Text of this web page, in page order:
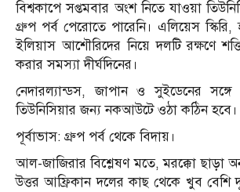
বিশ্বকাপে সপ্তমবার অংশ নিতে যাওয়া
গ্রুপ পর্ব পেরোতে পারেনি। এলিয়েস স্কিরি,
ইলিয়াস আশৌরিদের নিয়ে দলটি রক্ষণে
করার সমস্যা দীর্ঘদিনের।
নেদারল্যান্ডস, জাপান ও সুইডেনের
তিউনিসিয়ার জন্য নকআউটে ওঠা কঠিন হবে।
পূর্বাভাস: গ্রুপ পর্ব থেকে বিদায়।
আল-জাজিরার বিশ্লেষণ মতে, মরক্কো
উত্তর আফ্রিকান দলের কাছ থেকে খুব বেশি